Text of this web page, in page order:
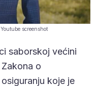
screenshot
saborskoj većini
o
koje je